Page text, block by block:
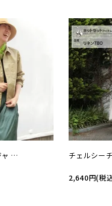
ャ … チェルシー
2,640円(税